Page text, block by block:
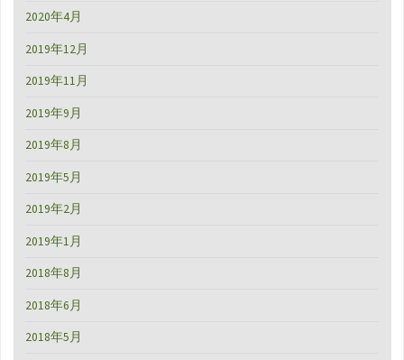
2020年4月
2019年12月
2019年11月
2019年9月
2019年8月
2019年5月
2019年2月
2019年1月
2018年8月
2018年6月
2018年5月